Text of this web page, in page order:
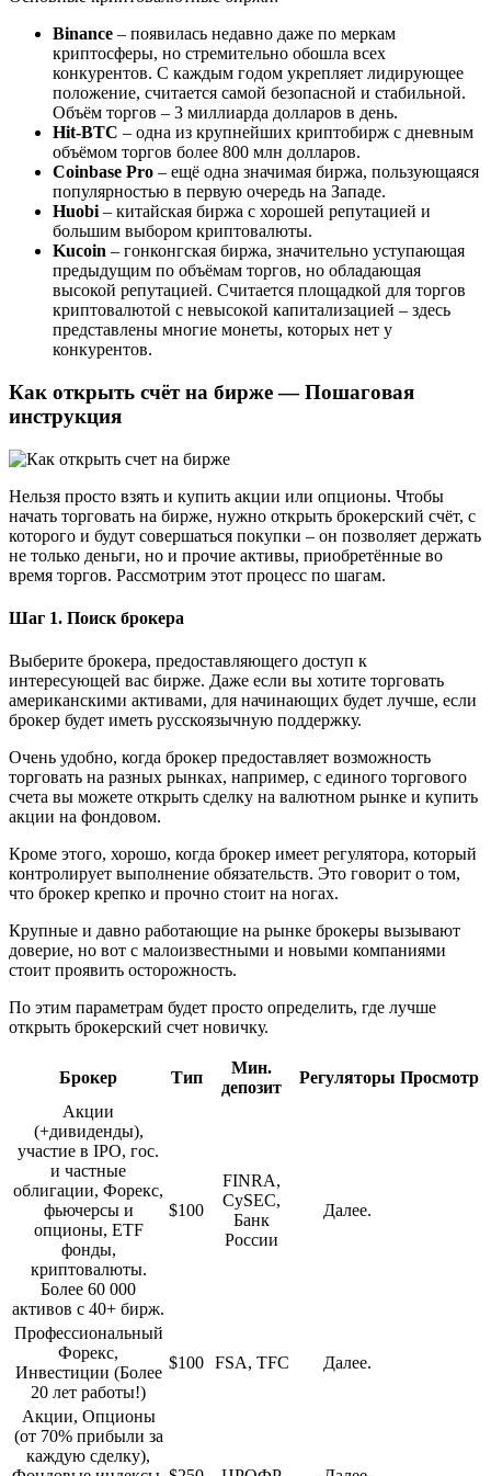
Binance – появилась недавно даже по меркам
криптосферы, но стремительно обошла всех
конкурентов. С каждым годом укрепляет лидирующее
положение, считается самой безопасной и стабильной.
Объём торгов – 3 миллиарда долларов в день.
Hit-BTC – одна из крупнейших криптобирж с дневным
объёмом торгов более 800 млн долларов.
Coinbase Pro – ещё одна значимая биржа, пользующаяся
популярностью в первую очередь на Западе.
Huobi – китайская биржа с хорошей репутацией и
большим выбором криптовалюты.
Kucoin – гонконгская биржа, значительно уступающая
предыдущим по объёмам торгов, но обладающая
высокой репутацией. Считается площадкой для торгов
криптовалютой с невысокой капитализацией – здесь
представлены многие монеты, которых нет у
конкурентов.
Как открыть счёт на бирже — Пошаговая
инструкция
Нельзя просто взять и купить акции или опционы. Чтобы
начать торговать на бирже, нужно открыть брокерский счёт, с
которого и будут совершаться покупки – он позволяет держать
не только деньги, но и прочие активы, приобретённые во
время торгов. Рассмотрим этот процесс по шагам.
Шаг 1. Поиск брокера
Выберите брокера, предоставляющего доступ к
интересующей вас бирже. Даже если вы хотите торговать
американскими активами, для начинающих будет лучше, если
брокер будет иметь русскоязычную поддержку.
Очень удобно, когда брокер предоставляет возможность
торговать на разных рынках, например, с единого торгового
счета вы можете открыть сделку на валютном рынке и купить
акции на фондовом.
Кроме этого, хорошо, когда брокер имеет регулятора, который
контролирует выполнение обязательств. Это говорит о том,
что брокер крепко и прочно стоит на ногах.
Крупные и давно работающие на рынке брокеры вызывают
доверие, но вот с малоизвестными и новыми компаниями
стоит проявить осторожность.
По этим параметрам будет просто определить, где лучше
открыть брокерский счет новичку.
Брокер Тип
Мин.
депозит
Регуляторы Просмотр
Акции
(+дивиденды),
участие в IPO, гос.
и частные
облигации, Форекс,
фьючерсы и
опционы, ETF
фонды,
криптовалюты.
Более 60 000
активов с 40+ бирж.
$100
FINRA,
CySEC,
Банк
России
Далее.
Профессиональный
Форекс,
Инвестиции (Более
20 лет работы!)
$100 FSA, TFC Далее.
Акции, Опционы
(от 70% прибыли за
каждую сделку),